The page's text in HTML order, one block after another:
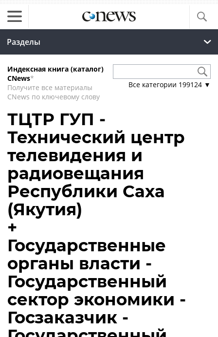
Разделы
Индексная книга (каталог)
CNews*
Получите все материалы
CNews по ключевому слову
Все категории 199124 ▼
ТЦТР ГУП -
Технический центр
телевидения и
радиовещания
Республики Саха
(Якутия)
+
Государственные
органы власти -
Государственный
сектор экономики -
Госзаказчик -